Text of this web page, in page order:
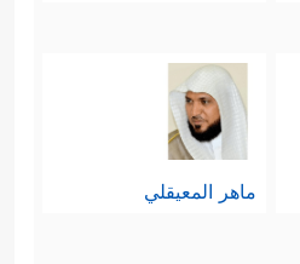
ماهر المعيقلي